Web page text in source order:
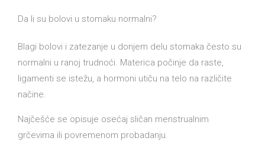
Da li su bolovi u stomaku normalni?
Blagi bolovi i zatezanje u donjem delu stomaka često su
normalni u ranoj trudnoći. Materica počinje da raste,
ligamenti se istežu, a hormoni utiču na telo na različite
načine.
Najčešće se opisuje osećaj sličan menstrualnim
grčevima ili povremenom probadanju.